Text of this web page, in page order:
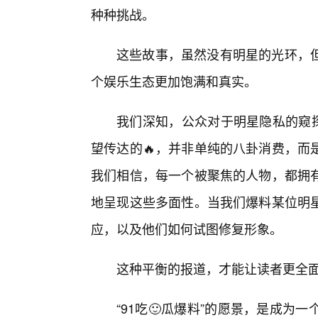
种种挑战。
这些故事，虽然没有明星的光环，
个娱乐生态更加饱满和真实。
我们深知，公众对于明星隐私的窥
望传达的🔥，并非单纯的八卦消费，
我们相信，每一个被聚焦的人物，都
地呈现这些多面性。当我们爆料某位
应，以及他们如何试图修复形象。
这种平衡的报道，才能让读者更全
“91吃🙂瓜爆料”的愿景，是成为